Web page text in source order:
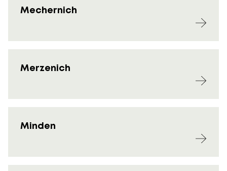
Mechernich
Merzenich
Minden